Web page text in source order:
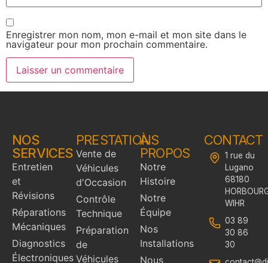
Enregistrer mon nom, mon e-mail et mon site dans le
navigateur pour mon prochain commentaire.
NOS
SERVICES
Entretien
et
Révisions
Réparations
Mécaniques
Diagnostics
Électroniques
PRESTATIONS
Vente de
Véhicules
d'Occasion
Contrôle
Technique
Préparation
de
Véhicules
À
PROPOS
Notre
Histoire
Notre
Équipe
Nos
Installations
Nous
CONTACT
1 rue du
Lugano
68180
WIHR
03 89
30 86
30